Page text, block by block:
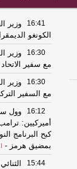
16:41
وزير
الكونغو
16:30
وزير
مع سفير
16:30
وزير
مع السفير
16:12
وول
أميركيين:
كبح البرنامج
بمضيق هرمز -
15:44